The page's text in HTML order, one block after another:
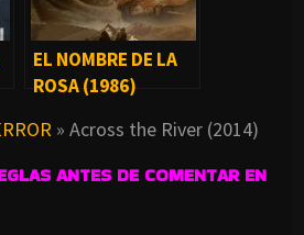
EL NOMBRE DE LA
ROSA (1986)
» Across the River (2014)
ANTES DE COMENTAR EN